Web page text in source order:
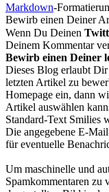
Markdown-
Bewirb einen Deiner
Wenn Du Deinen
Deinem Kommentar
Bewirb einen Deiner
Dieses Blog erlaubt
letzten Artikel zu
Homepage ein, dann
Artikel auswählen
Standard-Text Smilies
Die angegebene E-
für eventuelle
Um maschinelle und
Spamkommentaren zu